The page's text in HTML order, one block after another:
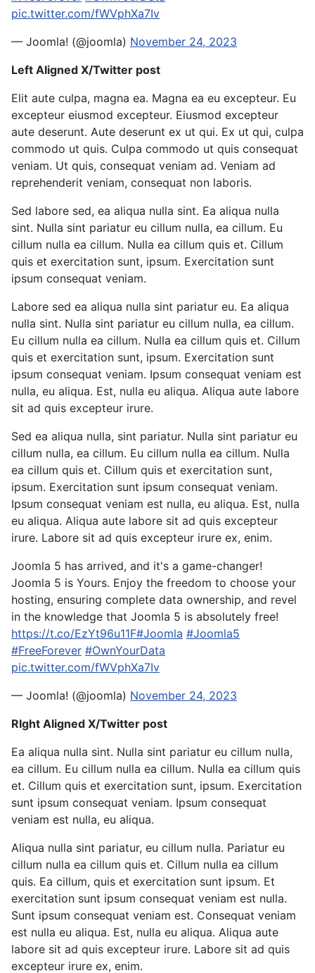
pic.twitter.com/fWVphXa7Iv
— Joomla! (@joomla) November 24, 2023
Left Aligned X/Twitter post
Elit aute culpa, magna ea. Magna ea eu excepteur. Eu
excepteur eiusmod excepteur. Eiusmod excepteur
aute deserunt. Aute deserunt ex ut qui. Ex ut qui, culpa
commodo ut quis. Culpa commodo ut quis consequat
veniam. Ut quis, consequat veniam ad. Veniam ad
reprehenderit veniam, consequat non laboris.
Sed labore sed, ea aliqua nulla sint. Ea aliqua nulla
sint. Nulla sint pariatur eu cillum nulla, ea cillum. Eu
cillum nulla ea cillum. Nulla ea cillum quis et. Cillum
quis et exercitation sunt, ipsum. Exercitation sunt
ipsum consequat veniam.
Labore sed ea aliqua nulla sint pariatur eu. Ea aliqua
nulla sint. Nulla sint pariatur eu cillum nulla, ea cillum.
Eu cillum nulla ea cillum. Nulla ea cillum quis et. Cillum
quis et exercitation sunt, ipsum. Exercitation sunt
ipsum consequat veniam. Ipsum consequat veniam est
nulla, eu aliqua. Est, nulla eu aliqua. Aliqua aute labore
sit ad quis excepteur irure.
Sed ea aliqua nulla, sint pariatur. Nulla sint pariatur eu
cillum nulla, ea cillum. Eu cillum nulla ea cillum. Nulla
ea cillum quis et. Cillum quis et exercitation sunt,
ipsum. Exercitation sunt ipsum consequat veniam.
Ipsum consequat veniam est nulla, eu aliqua. Est, nulla
eu aliqua. Aliqua aute labore sit ad quis excepteur
irure. Labore sit ad quis excepteur irure ex, enim.
Joomla 5 has arrived, and it's a game-changer!
Joomla 5 is Yours. Enjoy the freedom to choose your
hosting, ensuring complete data ownership, and revel
in the knowledge that Joomla 5 is absolutely free!
https://t.co/EzYt96u11F#Joomla #Joomla5
#FreeForever #OwnYourData
pic.twitter.com/fWVphXa7Iv
— Joomla! (@joomla) November 24, 2023
RIght Aligned X/Twitter post
Ea aliqua nulla sint. Nulla sint pariatur eu cillum nulla,
ea cillum. Eu cillum nulla ea cillum. Nulla ea cillum quis
et. Cillum quis et exercitation sunt, ipsum. Exercitation
sunt ipsum consequat veniam. Ipsum consequat
veniam est nulla, eu aliqua.
Aliqua nulla sint pariatur, eu cillum nulla. Pariatur eu
cillum nulla ea cillum quis et. Cillum nulla ea cillum
quis. Ea cillum, quis et exercitation sunt ipsum. Et
exercitation sunt ipsum consequat veniam est nulla.
Sunt ipsum consequat veniam est. Consequat veniam
est nulla eu aliqua. Est, nulla eu aliqua. Aliqua aute
labore sit ad quis excepteur irure. Labore sit ad quis
excepteur irure ex, enim.